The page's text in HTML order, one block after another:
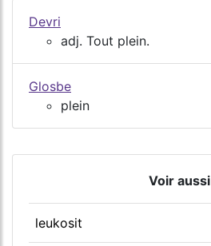
Devri
adj. Tout plein.
Glosbe
plein
Voir aussi
leukosit